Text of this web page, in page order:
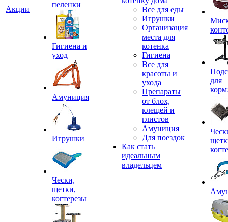
Акции
пеленки
Гигиена и
уход
Амуниция
Игрушки
Чески,
щетки,
когтерезы
Все для еды
Игрушки
Организация
места для
котенка
Гигиена
Все для
красоты и
ухода
Препараты
от блох,
клещей и
глистов
Амуниция
Для поездок
Как стать
идеальным
владельцем
для